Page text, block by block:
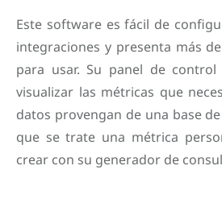
Este software es fácil de
integraciones y presenta más
para usar. Su panel de
visualizar las métricas que
datos provengan de una base
que se trate una métrica
crear con su generador de